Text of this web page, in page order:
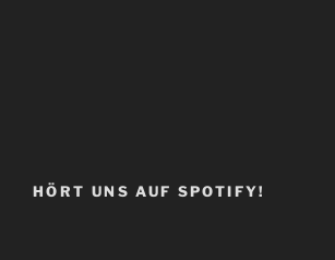
HÖRT UNS AUF SPOTIFY!